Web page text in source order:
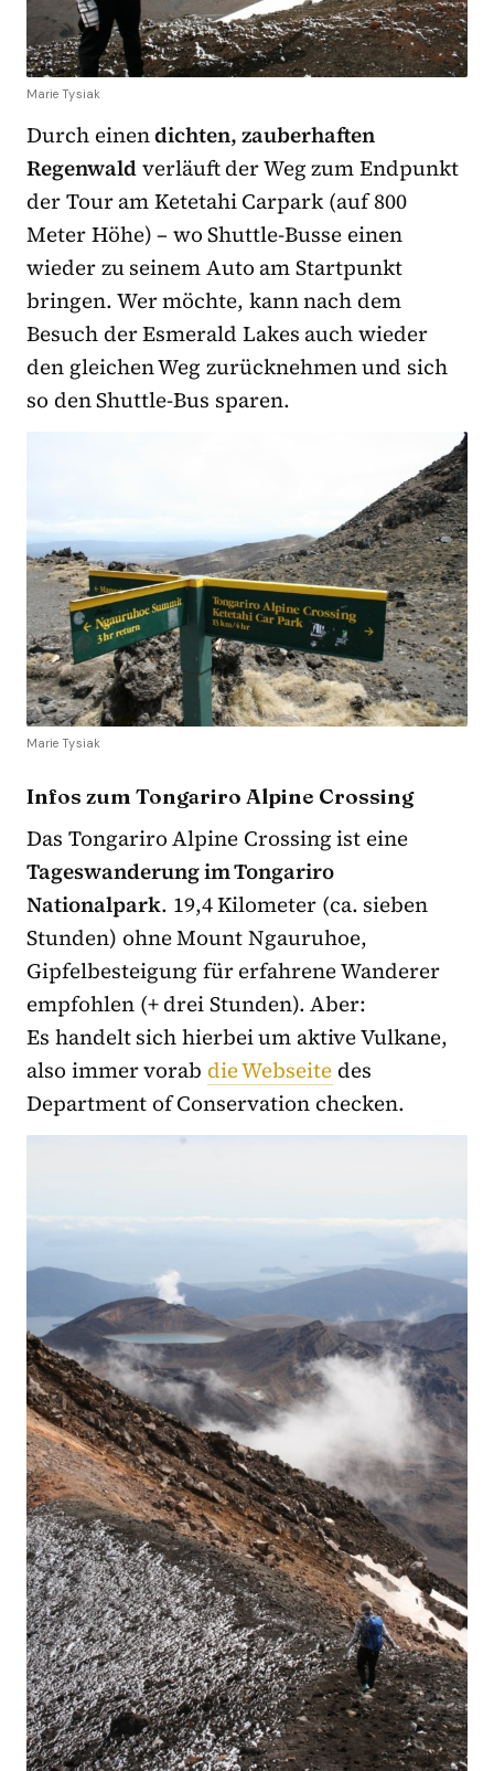
Marie Tysiak
Durch einendichten, zauberhaften
Regenwaldverläuft der Weg zum Endpunkt
der Tour am Ketetahi Carpark (auf 800
Meter Höhe) – wo Shuttle-Busse einen
wieder zu seinem Auto am Startpunkt
bringen. Wer möchte, kann nach dem
Besuch der Esmerald Lakes auch wieder
den gleichen Weg zurücknehmen und sich
so den Shuttle-Bus sparen.
Marie Tysiak
Infos zum Tongariro Alpine Crossing
Das Tongariro Alpine Crossing ist eine
Tageswanderung im Tongariro
Nationalpark. 19,4 Kilometer (ca. sieben
Stunden) ohne Mount Ngauruhoe,
Gipfelbesteigung für erfahrene Wanderer
empfohlen (+ drei Stunden). Aber:
Es handelt sich hierbei um aktive Vulkane,
also immer vorab die Webseite des
Department of Conservation checken.